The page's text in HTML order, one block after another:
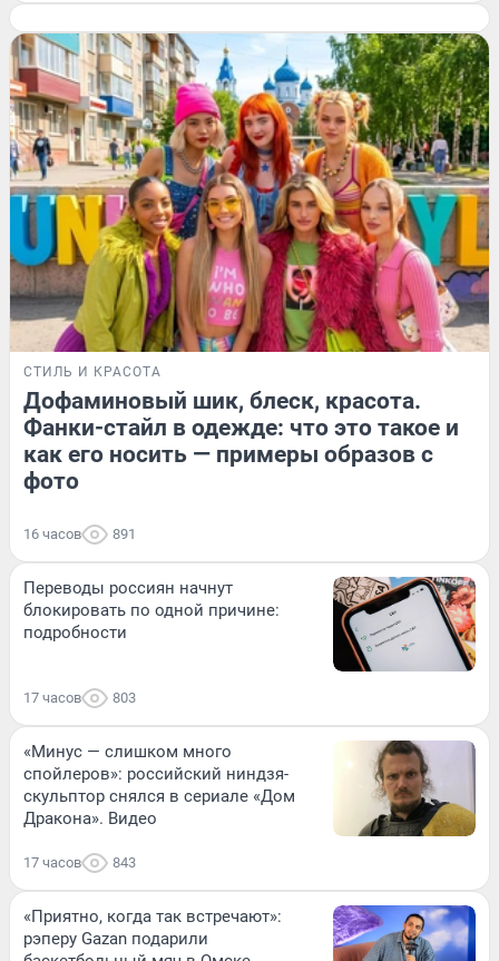
СТИЛЬ И КРАСОТА
Дофаминовый шик, блеск, красота.
Фанки-стайл в одежде: что это такое и
как его носить — примеры образов с
фото
16 часов 891
Переводы россиян начнут
блокировать по одной причине:
подробности
17 часов 803
«Минус — слишком много
спойлеров»: российский ниндзя-
скульптор снялся в сериале «Дом
Дракона». Видео
17 часов 843
«Приятно, когда так встречают»:
рэперу Gazan подарили